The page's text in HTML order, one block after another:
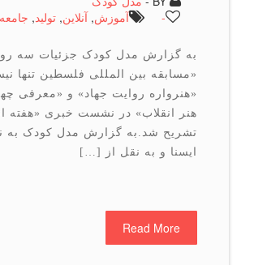
آموزش,آنلاین, تولید,جامعه
به گزارش مدل کودک جزئیات سه رویداد
«مسابقه بین المللی فلسطین تنها نیست»،
«هنرواره روایت جهاد» و «معرفی چهره سال
هنر انقلاب» در نشست خبری «هفته انقلاب»
تشریح شد.به گزارش مدل کودک به نقل از
ایسنا و به نقل از […]
Read More